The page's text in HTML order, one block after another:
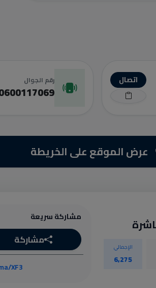
اتصال رقم الجوال
عرض الموقع على الخريطة
الإجمالي
6,275
مشاركة سريعة
مشاركة
XF3